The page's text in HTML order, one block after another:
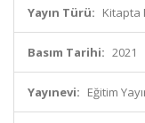
Yayın Türü: Kitapta
Basım Tarihi: 2021
Yayınevi: Eğitim